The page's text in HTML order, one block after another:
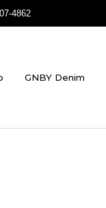
4862
GNBY Denim